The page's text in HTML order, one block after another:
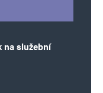
na služební